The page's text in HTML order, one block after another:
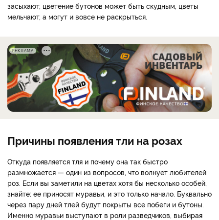
засыхают, цветение бутонов может быть скудным, цветы
мельчают, а могут и вовсе не раскрыться.
РЕКЛАМА
Причины появления тли на розах
Откуда появляется тля и почему она так быстро
размножается — один из вопросов, что волнует любителей
роз. Если вы заметили на цветах хотя бы несколько особей,
знайте: ее приносят муравьи, и это только начало. Буквально
через пару дней тлей будут покрыты все побеги и бутоны.
Именно муравьи выступают в роли разведчиков, выбирая